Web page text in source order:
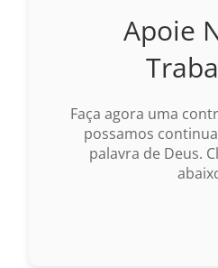
2017 – Nova Almeida
2009 – Almeida
1969 – Almeida
1993 – Almeida
Apoie
Faça agora uma
possamos
palavra de Deus.